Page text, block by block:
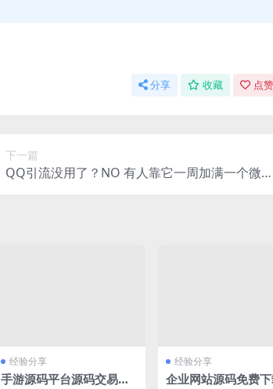
分享 收藏 点
下一篇
QQ引流没用了？NO 有人靠它一周加满一个微信
经验分享
手游源码平台源码交易网
经验分享
企业网站源码免费